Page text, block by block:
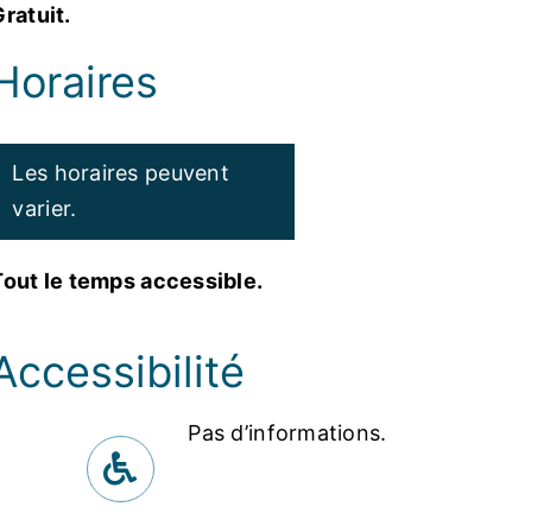
Les horaires peuvent
varier.
le temps accessible.
Pas d’informations.